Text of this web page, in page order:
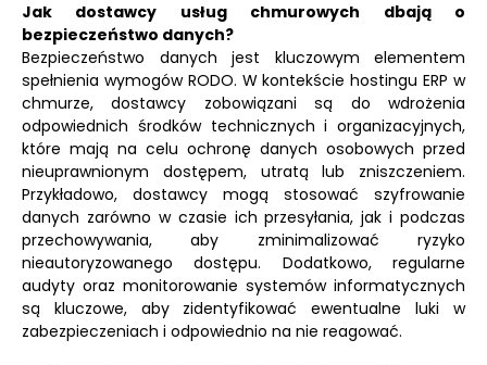
Jak dostawcy usług chmurowych dbają o
bezpieczeństwo danych?
Bezpieczeństwo danych jest kluczowym elementem
spełnienia wymogów RODO. W kontekście hostingu ERP w
chmurze, dostawcy zobowiązani są do wdrożenia
odpowiednich środków technicznych i organizacyjnych,
które mają na celu ochronę danych osobowych przed
nieuprawnionym dostępem, utratą lub zniszczeniem.
Przykładowo, dostawcy mogą stosować szyfrowanie
danych zarówno w czasie ich przesyłania, jak i podczas
przechowywania, aby zminimalizować ryzyko
nieautoryzowanego dostępu. Dodatkowo, regularne
audyty oraz monitorowanie systemów informatycznych
są kluczowe, aby zidentyfikować ewentualne luki w
zabezpieczeniach i odpowiednio na nie reagować.